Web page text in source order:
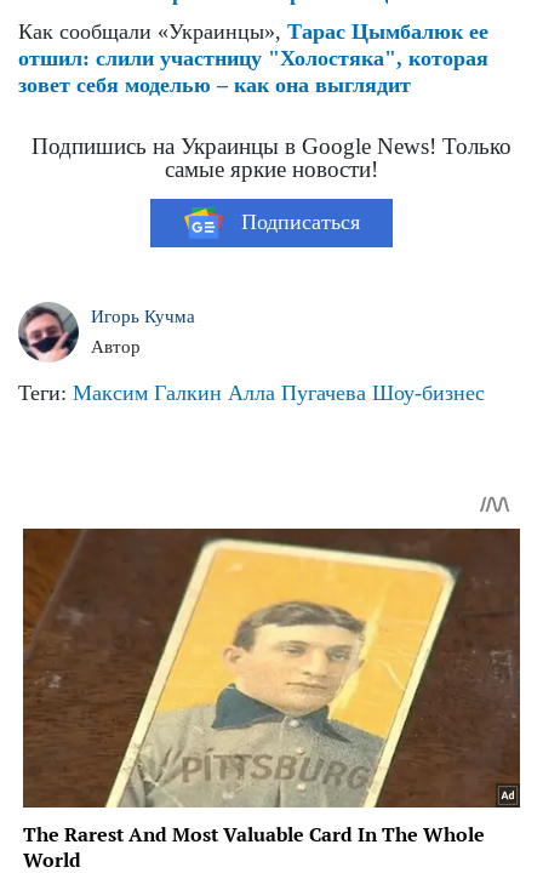
Как сообщали «Украинцы», Тарас Цымбалюк ее
отшил: слили участницу "Холостяка", которая
зовет себя моделью – как она выглядит
Подпишись на Украинцы в Google News! Только
самые яркие новости!
Подписаться
Игорь Кучма
Автор
Теги: Максим Галкин Алла Пугачева Шоу-бизнес